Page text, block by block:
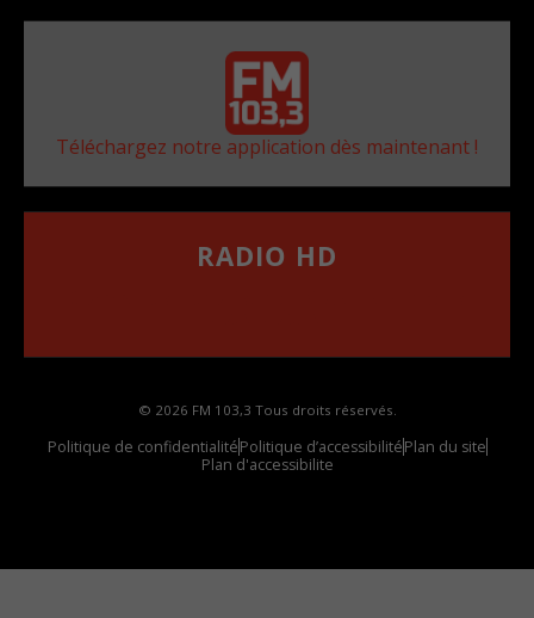
Téléchargez notre application dès maintenant !
RADIO HD
© 2026 FM 103,3 Tous droits réservés.
Politique de confidentialitéPolitique d’accessibilitéPlan du site
Plan d'accessibilite